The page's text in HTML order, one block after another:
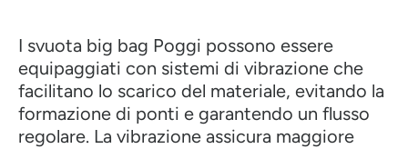
I svuota big bag Poggi possono essere
equipaggiati con sistemi di vibrazione che
facilitano lo scarico del materiale, evitando la
formazione di ponti e garantendo un flusso
regolare. La vibrazione assicura maggiore